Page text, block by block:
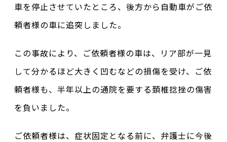
車を停止させていたところ、後方から自動車がご依
頼者様の車に追突しました。
この事故により、ご依頼者様の車は、リア部が一見
して分かるほど大きく凹むなどの損傷を受け、ご依
頼者様も、半年以上の通院を要する頚椎捻挫の傷害
を負いました。
ご依頼者様は、症状固定となる前に、弁護士に今後